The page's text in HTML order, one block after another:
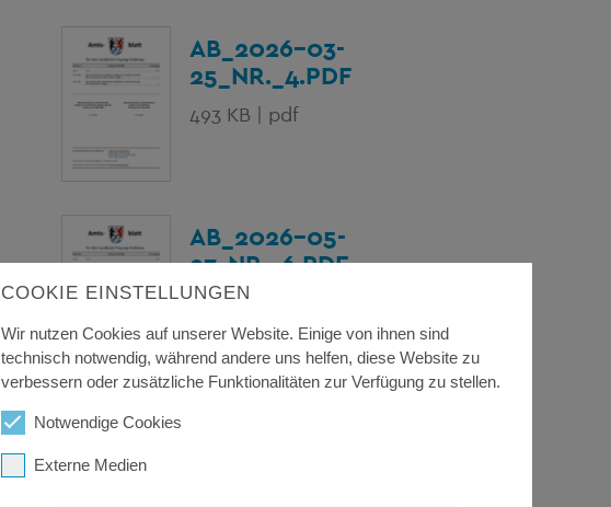
AB_2026-03-
25_NR._4.PDF
493 KB | pdf
AB_2026-05-
27_NR._6.PDF
405 KB | pdf
COOKIE EINSTELLUNGEN
Wir nutzen Cookies auf unserer Website. Einige von ihnen sind
technisch notwendig, während andere uns helfen, diese Website zu
verbessern oder zusätzliche Funktionalitäten zur Verfügung zu stellen.
Notwendige Cookies
Externe Medien